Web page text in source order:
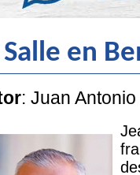
Salle en
: Juan